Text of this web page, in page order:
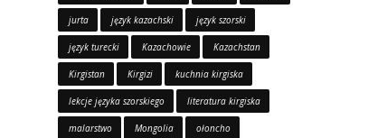
jurta język kazachski język szorski
język turecki Kazachowie Kazachstan
Kirgistan Kirgizi kuchnia kirgiska
lekcje języka szorskiego literatura kirgiska
malarstwo Mongolia ołoncho